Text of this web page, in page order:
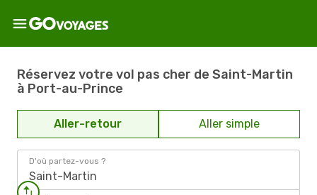
Réservez votre vol pas cher de Saint-Martin
à Port-au-Prince
Aller-retour Aller simple
D'où partez-vous ?
Saint-Martin